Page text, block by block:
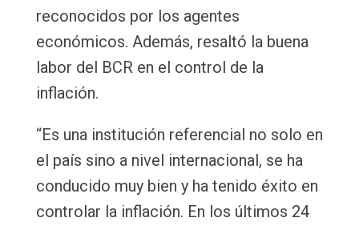
reconocidos por los agentes
económicos. Además, resaltó la buena
labor del BCR en el control de la
inflación.
“Es una institución referencial no solo en
el país sino a nivel internacional, se ha
conducido muy bien y ha tenido éxito en
controlar la inflación. En los últimos 24